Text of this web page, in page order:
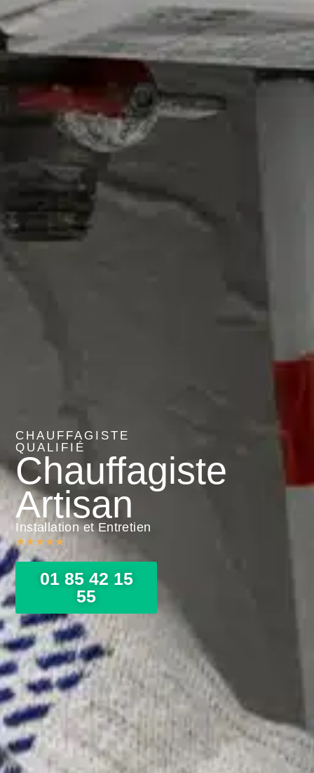
CHAUFFAGISTE
QUALIFIÉ
Chauffagiste
Artisan
Installation et Entretien
★★★★★
01 85 42 15
55